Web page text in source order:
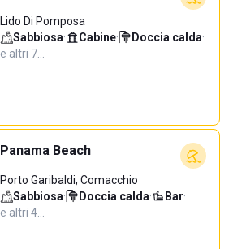
Lido Di Pomposa
Sabbiosa· Cabine· Doccia calda·
e altri 7…
Panama Beach
Porto Garibaldi, Comacchio
Sabbiosa· Doccia calda· Bar·
e altri 4…